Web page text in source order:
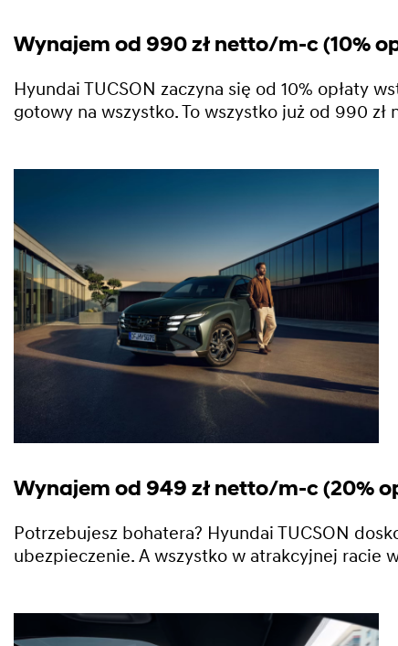
Wynajem od 990 zł netto/m-c (10%
Hyundai TUCSON zaczyna się od 10% opłaty
gotowy na wszystko. To wszystko już od 990
Wynajem od 949 zł netto/m-c (20%
Potrzebujesz bohatera? Hyundai TUCSON
ubezpieczenie. A wszystko w atrakcyjnej racie